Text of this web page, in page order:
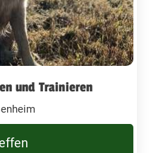
und Trainieren